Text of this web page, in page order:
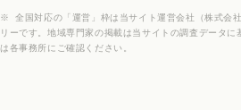
※ 全国対応の「運営」枠は当サイト運営会社（株式
リーです。地域専門家の掲載は当サイトの調査データ
は各事務所にご確認ください。